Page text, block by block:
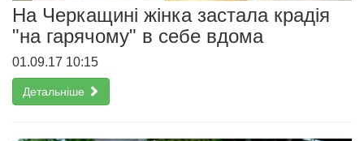
На Черкащині жінка застала крадія
"на гарячому" в себе вдома
01.09.17 10:15
Детальніше